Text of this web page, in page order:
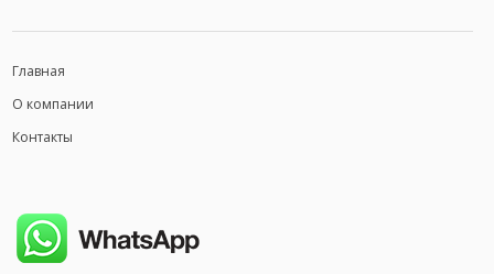
Главная
О компании
Контакты